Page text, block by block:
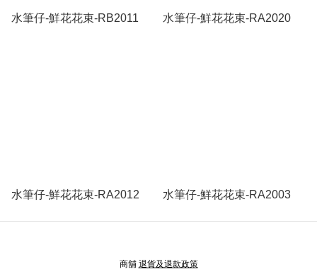
水筆仔-鮮花花束-RB2011 水筆仔-鮮花花束-RA2020
水筆仔-鮮花花束-RA2012 水筆仔-鮮花花束-RA2003
商舖 退貨及退款政策